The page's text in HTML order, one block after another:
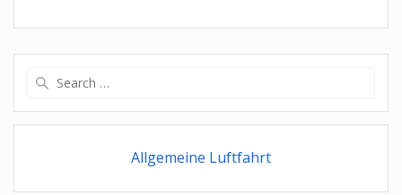
Allgemeine Luftfahrt